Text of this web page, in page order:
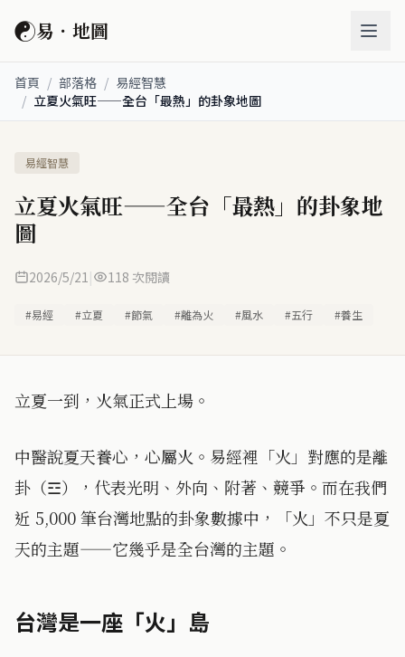
☯易．地圖
首頁 / 部落格 / 易經智慧
/ 立夏火氣旺——全台「最熱」的卦象地圖
易經智慧
立夏火氣旺——全台「最熱」的卦象地
圖
2026/5/21| 118 次閱讀
#易經 #立夏 #節氣 #離為火 #風水 #五行 #養生
立夏一到，火氣正式上場。
中醫說夏天養心，心屬火。易經裡「火」對應的是離
卦（☲），代表光明、外向、附著、競爭。而在我們
近 5,000 筆台灣地點的卦象數據中，「火」不只是夏
天的主題——它幾乎是全台灣的主題。
台灣是一座「火」島